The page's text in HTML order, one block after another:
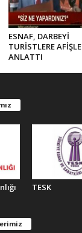
ESNAF, DARBEYİ
TURİSTLERE AFİŞLE
ANLATTI
TESK